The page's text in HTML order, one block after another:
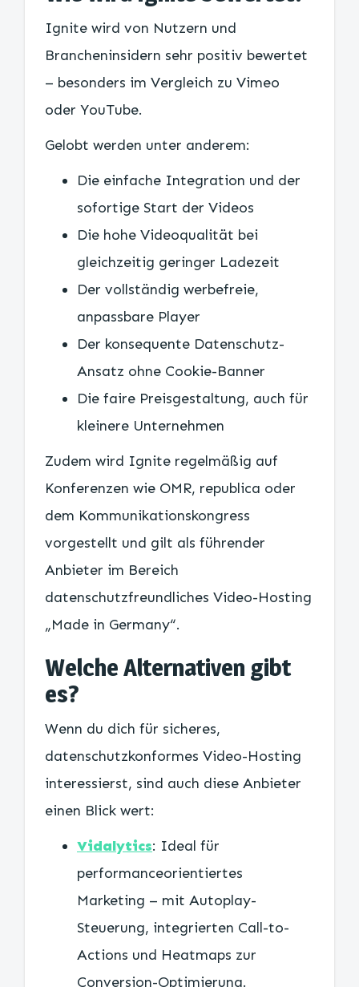
Ignite wird von Nutzern und
Brancheninsidern sehr positiv bewertet
– besonders im Vergleich zu Vimeo
oder YouTube.
Gelobt werden unter anderem:
Die einfache Integration und der
sofortige Start der Videos
Die hohe Videoqualität bei
gleichzeitig geringer Ladezeit
Der vollständig werbefreie,
anpassbare Player
Der konsequente Datenschutz-
Ansatz ohne Cookie-Banner
Die faire Preisgestaltung, auch für
kleinere Unternehmen
Zudem wird Ignite regelmäßig auf
Konferenzen wie OMR, republica oder
dem Kommunikationskongress
vorgestellt und gilt als führender
Anbieter im Bereich
datenschutzfreundliches Video-Hosting
„Made in Germany“.
Welche Alternativen gibt
es?
Wenn du dich für sicheres,
datenschutzkonformes Video-Hosting
interessierst, sind auch diese Anbieter
einen Blick wert:
Vidalytics: Ideal für
performanceorientiertes
Marketing – mit Autoplay-
Steuerung, integrierten Call-to-
Actions und Heatmaps zur
Conversion-Optimierung.